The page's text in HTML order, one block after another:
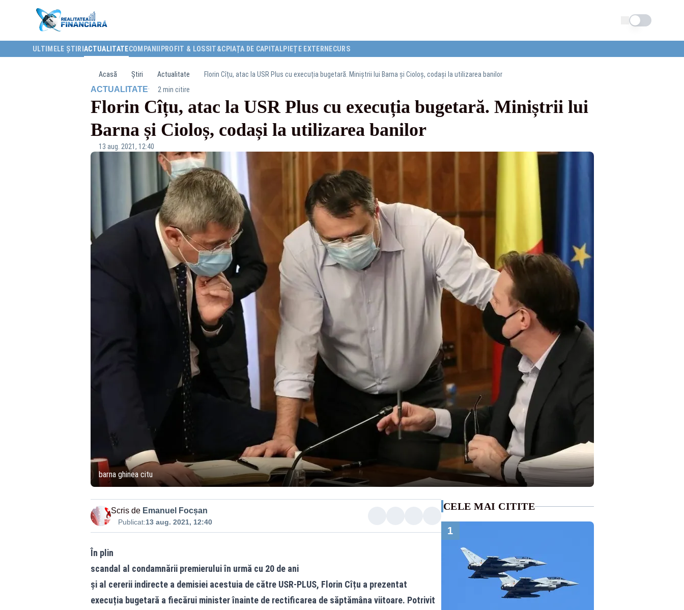
Schimba tema
ULTIMELE ȘTIRI ACTUALITATECOMPANII PROFIT & LOSS IT&C PIAȚA DE CAPITALPIEȚE EXTERNECURS
Acasă Știri Actualitate Florin Cîțu, atac la USR Plus cu execuția bugetară. Miniștrii lui Barna și Cioloș, codași la utilizarea banilor
ACTUALITATE· 2 min citire
Florin Cîțu, atac la USR Plus cu execuția bugetară. Miniștrii lui
Barna și Cioloș, codași la utilizarea banilor
13 aug. 2021, 12:40
barna ghinea citu
Scris de Emanuel Focșan
Publicat:13 aug. 2021, 12:40
În plin
scandal al condamnării premierului în urmă cu 20 de ani
și al cererii indirecte a demisiei acestuia de către USR-PLUS, Florin Cîțu a prezentat
execuția bugetară a fiecărui minister înainte de rectificarea de săptămâna viitoare. Potrivit
CELE MAI CITITE
1